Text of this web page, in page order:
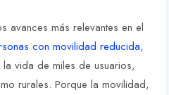
avances más relevantes en el
con movilidad reducida,
vida de miles de usuarios,
rurales. Porque la movilidad,